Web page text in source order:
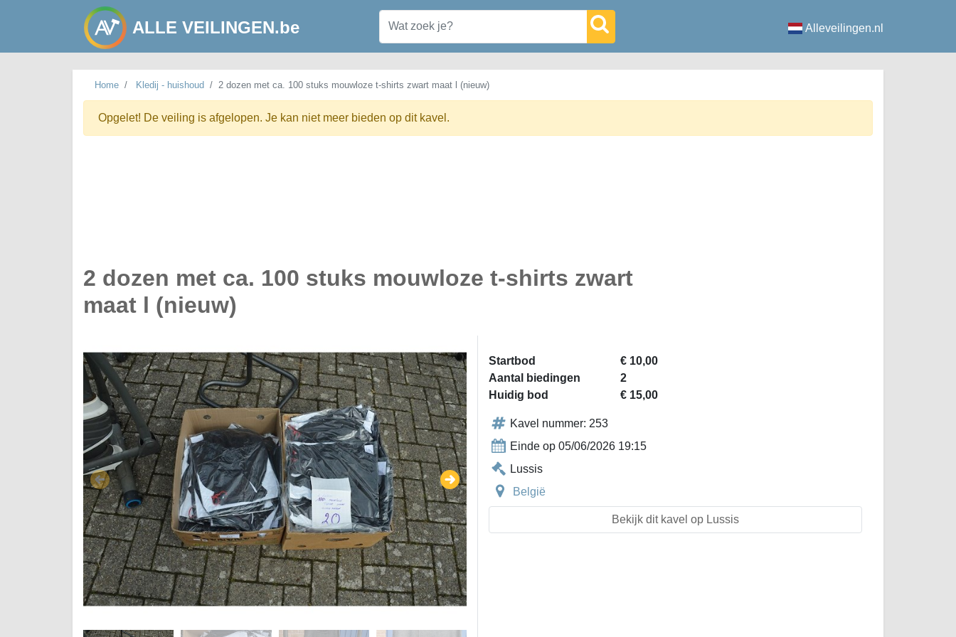
ALLE VEILINGEN.be Alleveilingen.nl
Home Kledij - huishoud 2 dozen met ca. 100 stuks mouwloze t-shirts zwart maat l (nieuw)
Opgelet! De veiling is afgelopen. Je kan niet meer bieden op dit kavel.
2 dozen met ca. 100 stuks mouwloze t-shirts zwart
maat l (nieuw)
Startbod
€ 10,00
Aantal biedingen
2
Huidig bod
€ 15,00
Kavel nummer: 253
Einde op 05/06/2026 19:15
Lussis
België
Bekijk dit kavel op Lussis